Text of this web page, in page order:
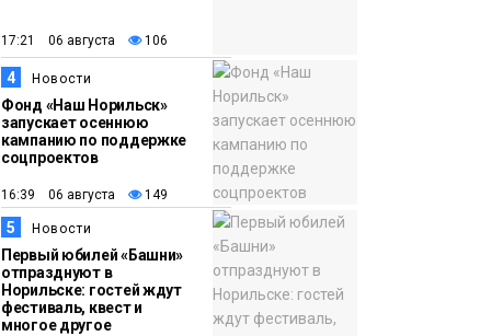
12:25
Медиакомпании
Барнаул обошёл
Красноярск в
списке городов,
откуда приехали
норильчане
17:21 06 августа 106
4 Новости
Фонд «Наш Норильск»
запускает осеннюю
кампанию по поддержке
соцпроектов
16:39 06 августа 149
5 Новости
Первый юбилей «Башни»
отпразднуют в
Норильске: гостей ждут
фестиваль, квест и
многое другое